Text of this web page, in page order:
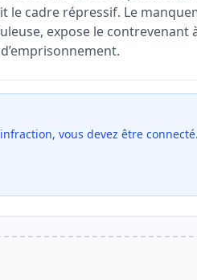
le cadre répressif. Le
expose le contrevenant
vous devez être connecté.